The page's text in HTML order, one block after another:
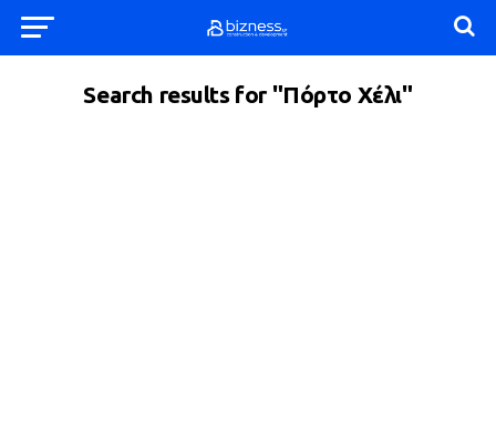
Search results for "Πόρτο Χέλι"